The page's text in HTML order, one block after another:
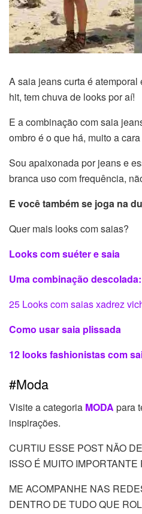
A saia jeans curta é
hit, tem chuva de looks por aí!
E a combinação com saia
ombro é o que há, muito a
Sou apaixonada por jeans e
branca uso com frequência,
E você também se joga na
Quer mais looks com saias?
Looks com suéter e saia
Uma combinação
25 Looks com saias xadrez
Como usar saia plissada
12 looks fashionistas com
#Moda
Visite a categoria MODA para
inspirações.
CURTIU ESSE POST NÃO
ISSO É MUITO IMPORTANTE
ME ACOMPANHE NAS
DENTRO DE TUDO QUE